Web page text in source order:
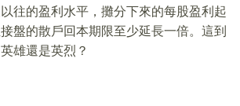
往的盈利水平，攤分下來的每股盈利起
盤的散戶回本期限至少延長一倍。這到
雄還是英烈？